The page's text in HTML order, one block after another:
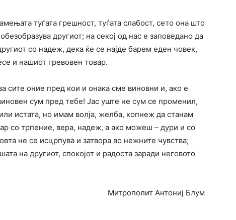
туѓата грешност, туѓата слабост, сето она што
другиот; на секој од нас е заповедано да
со надеж, дека ќе се најде барем еден човек,
и нашиот гревовен товар.
сите оние пред кои и онака сме виновни и, ако е
сум пред тебе! Јас уште не сум се променил,
истата, но имам волја, желба, копнеж да станам
со трпение, вера, надеж, а ако можеш – дури и со
не се исцрпува и затвора во нежните чувства;
на другиот, спокојот и радоста заради неговото
Митрополит Антониј Блум